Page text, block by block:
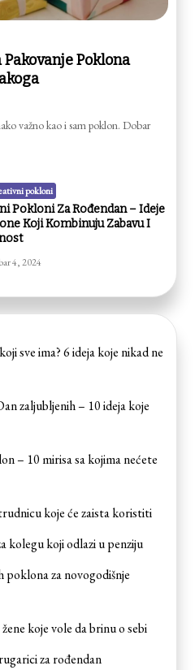
Poklona
važno kao i sam poklon. Dobar
pokloni
Pokloni Za Rođendan – Ideje
Koji Kombinuju Zabavu I
4, 2024
sve ima? 6 ideja koje nikad ne
zaljubljenih – 10 ideja koje
– 10 mirisa sa kojima nećete
koje će zaista koristiti
kolegu koji odlazi u penziju
za novogodišnje
koje vole da brinu o sebi
za rođendan